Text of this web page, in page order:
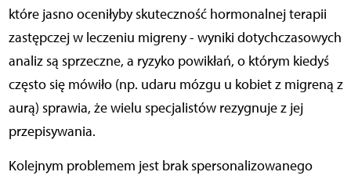
które jasno oceniłyby skuteczność hormonalnej terapii
zastępczej w leczeniu migreny - wyniki dotychczasowych
analiz są sprzeczne, a ryzyko powikłań, o którym kiedyś
często się mówiło (np. udaru mózgu u kobiet z migreną z
aurą) sprawia, że wielu specjalistów rezygnuje z jej
przepisywania.
Kolejnym problemem jest brak spersonalizowanego